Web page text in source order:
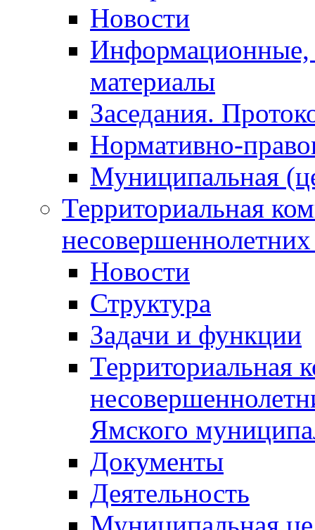
Новости
Информационные,
материалы
Заседания.
Нормативно-
Муниципальная
Территориальная
Новости
Структура
Задачи и функции
Территориальная
Ямского
Документы
Деятельность